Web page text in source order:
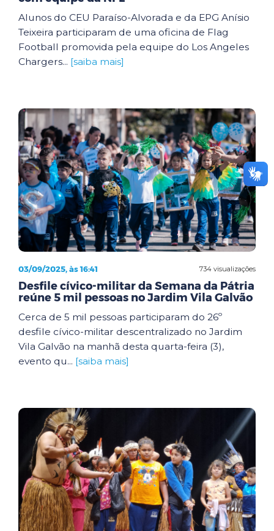
Alunos do CEU Paraíso-Alvorada e da EPG Anísio
Teixeira participaram de uma oficina de Flag
Football promovida pela equipe do Los Angeles
Chargers... [saiba mais]
734 visualizações
03/09/2025, às 16:41
Desfile cívico-militar da Semana da Pátria
reúne 5 mil pessoas no Jardim Vila Galvão
Cerca de 5 mil pessoas participaram do 26º
desfile cívico-militar descentralizado no Jardim
Vila Galvão na manhã desta quarta-feira (3),
evento qu... [saiba mais]